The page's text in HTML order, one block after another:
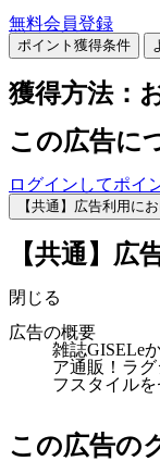
無料会員登録
ポイント獲得条件
獲得方法：
この広告に
ログインしてポイ
【共通】広告利用に
【共通】広
閉じる
広告の概要
雑誌GISELe
ア通販！ラ
フスタイルを
この広告の